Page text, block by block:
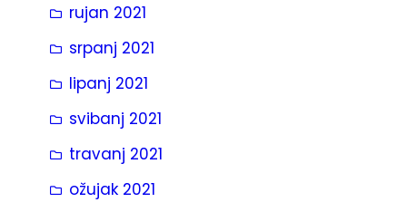
rujan 2021
srpanj 2021
lipanj 2021
svibanj 2021
travanj 2021
ožujak 2021